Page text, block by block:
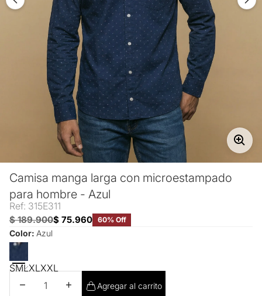
Camisa manga larga con microestampado
para hombre - Azul
Ref: 315E311
$ 189.900$ 75.960 60% Off
Color: Azul
SMLXL XXL
Disminuir cantidadAumentar cantidad
Agregar al carrito